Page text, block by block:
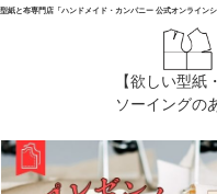
型紙と布専門店「ハンドメイド・カンパニー 公式オンラインシ
【欲しい型紙
ソーイングの